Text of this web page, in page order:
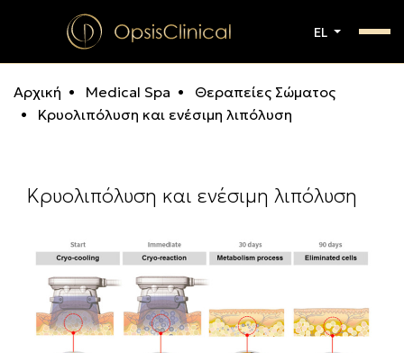
EL
Αρχική Medical Spa
Θεραπείες Σώματος
Κρυολιπόλυση και ενέσιμη λιπόλυση
Κρυολιπόλυση και ενέσιμη λιπόλυση